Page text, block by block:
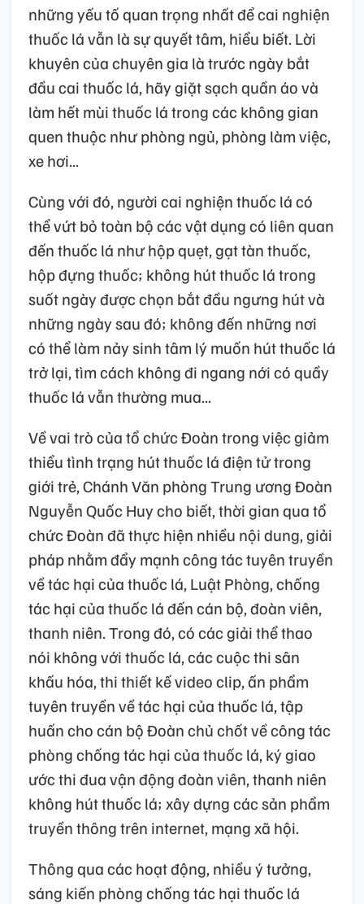
những yếu tố quan trọng nhất để cai nghiện
thuốc lá vẫn là sự quyết tâm, hiểu biết. Lời
khuyên của chuyên gia là trước ngày bắt
đầu cai thuốc lá, hãy giặt sạch quần áo và
làm hết mùi thuốc lá trong các không gian
quen thuộc như phòng ngủ, phòng làm việc,
xe hơi...
Cùng với đó, người cai nghiện thuốc lá có
thể vứt bỏ toàn bộ các vật dụng có liên quan
đến thuốc lá như hộp quẹt, gạt tàn thuốc,
hộp đựng thuốc; không hút thuốc lá trong
suốt ngày được chọn bắt đầu ngưng hút và
những ngày sau đó; không đến những nơi
có thể làm nảy sinh tâm lý muốn hút thuốc lá
trở lại, tìm cách không đi ngang nới có quầy
thuốc lá vẫn thường mua...
Về vai trò của tổ chức Đoàn trong việc giảm
thiểu tình trạng hút thuốc lá điện tử trong
giới trẻ, Chánh Văn phòng Trung ương Đoàn
Nguyễn Quốc Huy cho biết, thời gian qua tổ
chức Đoàn đã thực hiện nhiều nội dung, giải
pháp nhằm đẩy mạnh công tác tuyên truyền
về tác hại của thuốc lá, Luật Phòng, chống
tác hại của thuốc lá đến cán bộ, đoàn viên,
thanh niên. Trong đó, có các giải thể thao
nói không với thuốc lá, các cuộc thi sân
khấu hóa, thi thiết kế video clip, ấn phẩm
tuyên truyền về tác hại của thuốc lá, tập
huấn cho cán bộ Đoàn chủ chốt về công tác
phòng chống tác hại của thuốc lá, ký giao
ước thi đua vận động đoàn viên, thanh niên
không hút thuốc lá; xây dựng các sản phẩm
truyền thông trên internet, mạng xã hội.
Thông qua các hoạt động, nhiều ý tưởng,
sáng kiến phòng chống tác hại thuốc lá